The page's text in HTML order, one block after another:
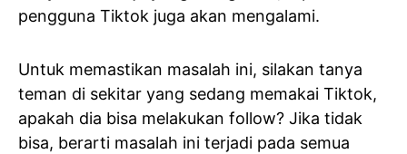
pengguna Tiktok juga akan mengalami.
Untuk memastikan masalah ini, silakan tanya
teman di sekitar yang sedang memakai Tiktok,
apakah dia bisa melakukan follow? Jika tidak
bisa, berarti masalah ini terjadi pada semua